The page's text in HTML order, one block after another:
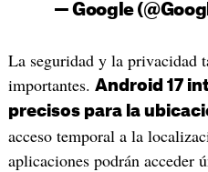
— Google
La seguridad y la privacidad
importantes. Android 17
precisos para la
acceso temporal a la
aplicaciones podrán acceder